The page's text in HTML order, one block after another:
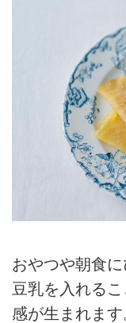
おやつや朝食
豆乳を入れる
感が生まれます